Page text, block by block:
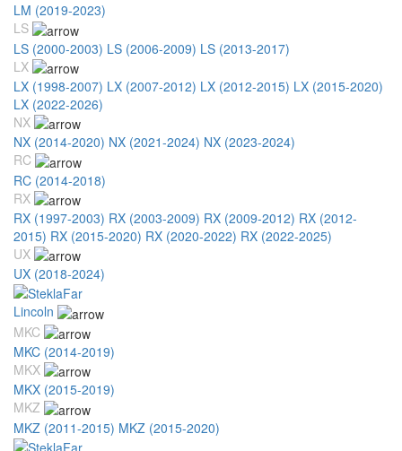
LM (2019-2023)
LS
LS (2000-2003) LS (2006-2009) LS (2013-2017)
LX
LX (1998-2007) LX (2007-2012) LX (2012-2015) LX (2015-2020)
LX (2022-2026)
NX
NX (2014-2020) NX (2021-2024) NX (2023-2024)
RC
RC (2014-2018)
RX
RX (1997-2003) RX (2003-2009) RX (2009-2012) RX (2012-
2015) RX (2015-2020) RX (2020-2022) RX (2022-2025)
UX
UX (2018-2024)
Lincoln
MKC
MKC (2014-2019)
MKX
MKX (2015-2019)
MKZ
MKZ (2011-2015) MKZ (2015-2020)